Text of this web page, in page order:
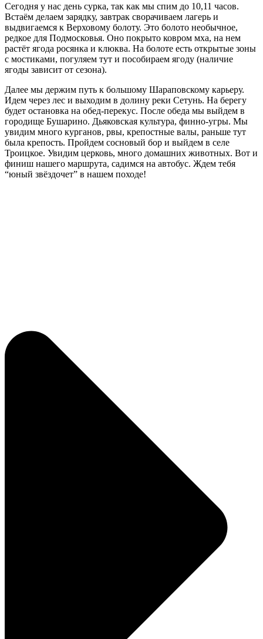
Сегодня у нас день сурка, так как мы спим до 10,11 часов.
Встаём делаем зарядку, завтрак сворачиваем лагерь и
выдвигаемся к Верховому болоту. Это болото необычное,
редкое для Подмосковья. Оно покрыто ковром мха, на нем
растёт ягода росянка и клюква. На болоте есть открытые зоны
с мостиками, погуляем тут и пособираем ягоду (наличие
ягоды зависит от сезона).
Далее мы держим путь к большому Шараповскому карьеру.
Идем через лес и выходим в долину реки Сетунь. На берегу
будет остановка на обед-перекус. После обеда мы выйдем в
городище Бушарино. Дьяковская культура, финно-угры. Мы
увидим много курганов, рвы, крепостные валы, раньше тут
была крепость. Пройдем сосновый бор и выйдем в селе
Троицкое. Увидим церковь, много домашних животных. Вот и
финиш нашего маршрута, садимся на автобус. Ждем тебя
“юный звёздочет” в нашем походе!